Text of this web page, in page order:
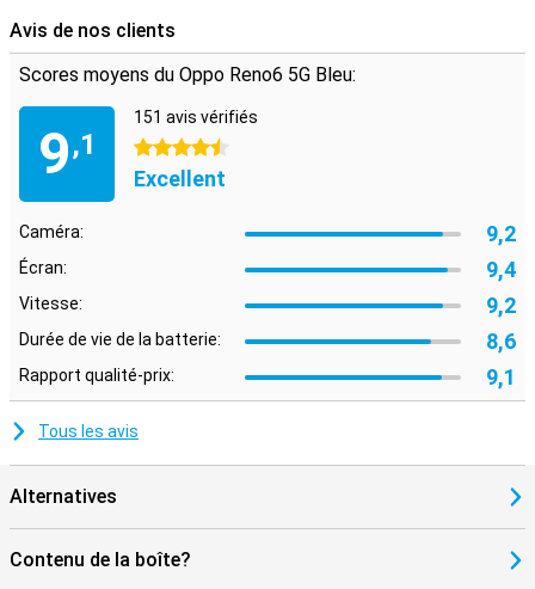
Avis de nos clients
Scores moyens du Oppo Reno6 5G Bleu:
9,1
151 avis vérifiés
4.5 étoiles
Excellent
Caméra: 9,2
Écran: 9,4
Vitesse: 9,2
Durée de vie de la batterie: 8,6
Rapport qualité-prix: 9,1
Tous les avis
Alternatives
Contenu de la boîte?